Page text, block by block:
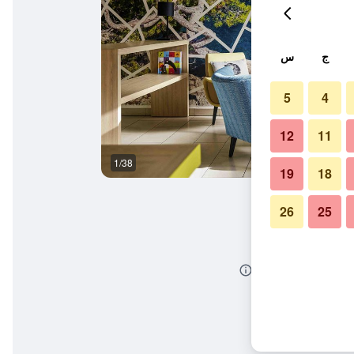
1/38
تشارليه الفندقية
ج س
4
5
11
12
18
19
25
26